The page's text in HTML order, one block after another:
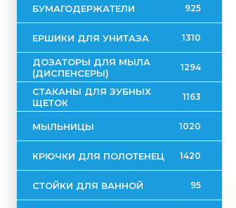
БУМАГОДЕРЖАТЕЛИ 925
ЕРШИКИ ДЛЯ УНИТАЗА 1310
ДОЗАТОРЫ ДЛЯ МЫЛА
(ДИСПЕНСЕРЫ)
1294
СТАКАНЫ ДЛЯ ЗУБНЫХ
ЩЕТОК
1163
МЫЛЬНИЦЫ 1020
КРЮЧКИ ДЛЯ ПОЛОТЕНЕЦ 1420
СТОЙКИ ДЛЯ ВАННОЙ 95